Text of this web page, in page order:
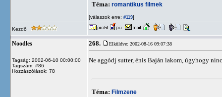
Téma: romantikus filmek
[válaszok erre: #119]
Kezdő
Noodles
Tagság: 2002-06-10 00:00:00
Tagszám: #86
Hozzászólások: 78
268. Elküldve: 2002-08-16 09:07:38
Ne aggódj sutter, énis Baján lakom, úgyhogy
Téma: Filmzene